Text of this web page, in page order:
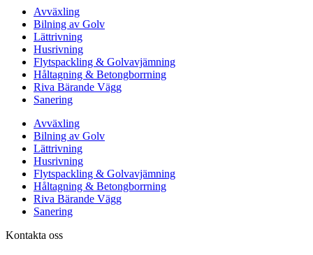
Avväxling
Bilning av Golv
Lättrivning
Husrivning
Flytspackling & Golvavjämning
Håltagning & Betongborrning
Riva Bärande Vägg
Sanering
Avväxling
Bilning av Golv
Lättrivning
Husrivning
Flytspackling & Golvavjämning
Håltagning & Betongborrning
Riva Bärande Vägg
Sanering
Kontakta oss